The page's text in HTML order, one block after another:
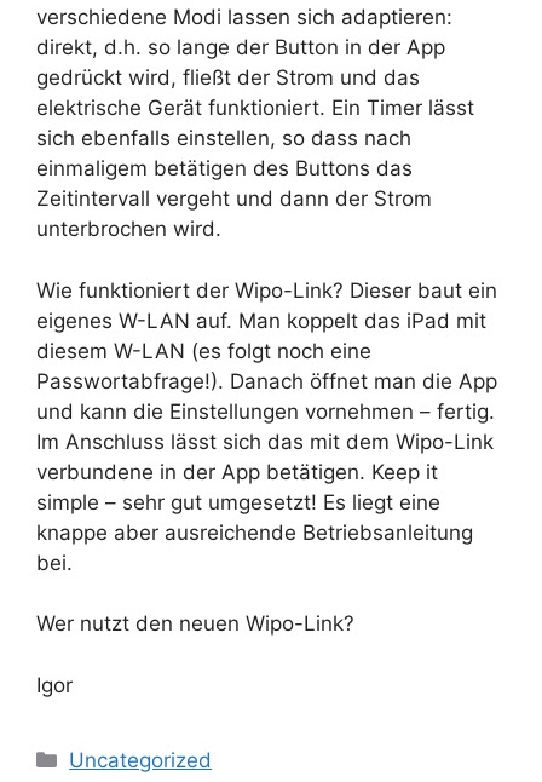
verschiedene Modi lassen sich adaptieren:
direkt, d.h. so lange der Button in der App
gedrückt wird, fließt der Strom und das
elektrische Gerät funktioniert. Ein Timer lässt
sich ebenfalls einstellen, so dass nach
einmaligem betätigen des Buttons das
Zeitintervall vergeht und dann der Strom
unterbrochen wird.
Wie funktioniert der Wipo-Link? Dieser baut ein
eigenes W-LAN auf. Man koppelt das iPad mit
diesem W-LAN (es folgt noch eine
Passwortabfrage!). Danach öffnet man die App
und kann die Einstellungen vornehmen – fertig.
Im Anschluss lässt sich das mit dem Wipo-Link
verbundene in der App betätigen. Keep it
simple – sehr gut umgesetzt! Es liegt eine
knappe aber ausreichende Betriebsanleitung
bei.
Wer nutzt den neuen Wipo-Link?
Igor
Kategorien
Uncategorized